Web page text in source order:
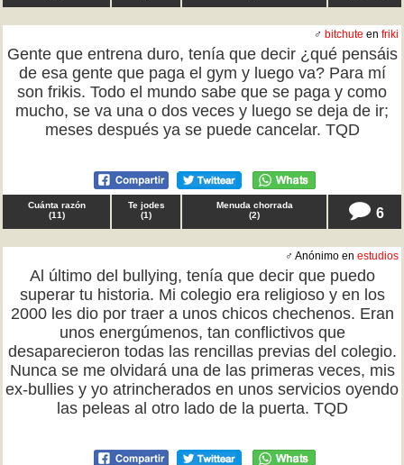
♂ bitchute en friki
Gente que entrena duro, tenía que decir ¿qué pensáis
de esa gente que paga el gym y luego va? Para mí
son frikis. Todo el mundo sabe que se paga y como
mucho, se va una o dos veces y luego se deja de ir;
meses después ya se puede cancelar. TQD
Cuánta razón
(11)
Te jodes
(1)
Menuda chorrada
(2) 6
♂ Anónimo en estudios
Al último del bullying, tenía que decir que puedo
superar tu historia. Mi colegio era religioso y en los
2000 les dio por traer a unos chicos chechenos. Eran
unos energúmenos, tan conflictivos que
desaparecieron todas las rencillas previas del colegio.
Nunca se me olvidará una de las primeras veces, mis
ex-bullies y yo atrincherados en unos servicios oyendo
las peleas al otro lado de la puerta. TQD